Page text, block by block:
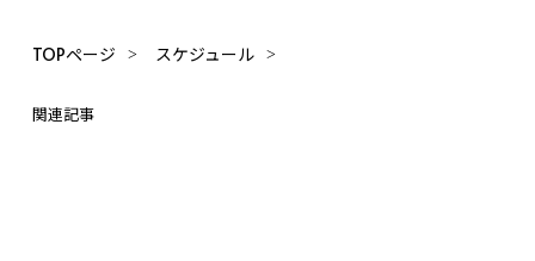
TOPページ スケジュール
関連記事